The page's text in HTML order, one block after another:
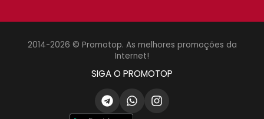
2014-2026 © Promotop. As melhores promoções da
Internet!
SIGA O PROMOTOP